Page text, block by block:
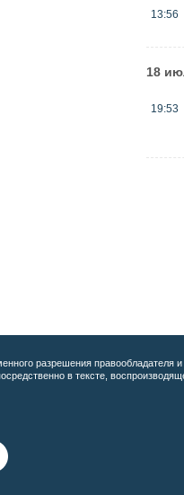
13:56
18
19:53
разрешения правообладателя
в тексте,